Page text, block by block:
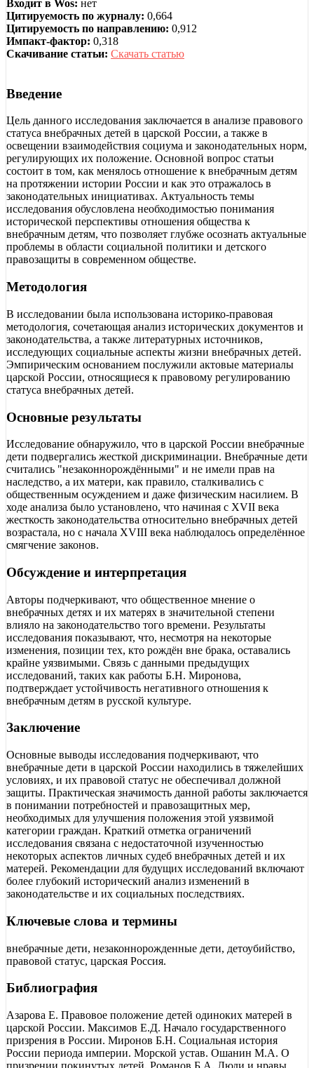
Входит в Wos: нет
Цитируемость по журналу: 0,664
Цитируемость по направлению: 0,912
Импакт-фактор: 0,318
Скачивание статьи: Скачать статью
Введение
Цель данного исследования заключается в анализе правового
статуса внебрачных детей в царской России, а также в
освещении взаимодействия социума и законодательных норм,
регулирующих их положение. Основной вопрос статьи
состоит в том, как менялось отношение к внебрачным детям
на протяжении истории России и как это отражалось в
законодательных инициативах. Актуальность темы
исследования обусловлена необходимостью понимания
исторической перспективы отношения общества к
внебрачным детям, что позволяет глубже осознать актуальные
проблемы в области социальной политики и детского
правозащиты в современном обществе.
Методология
В исследовании была использована историко-правовая
методология, сочетающая анализ исторических документов и
законодательства, а также литературных источников,
исследующих социальные аспекты жизни внебрачных детей.
Эмпирическим основанием послужили актовые материалы
царской России, относящиеся к правовому регулированию
статуса внебрачных детей.
Основные результаты
Исследование обнаружило, что в царской России внебрачные
дети подвергались жесткой дискриминации. Внебрачные дети
считались "незаконнорождёнными" и не имели прав на
наследство, а их матери, как правило, сталкивались с
общественным осуждением и даже физическим насилием. В
ходе анализа было установлено, что начиная с XVII века
жесткость законодательства относительно внебрачных детей
возрастала, но с начала XVIII века наблюдалось определённое
смягчение законов.
Обсуждение и интерпретация
Авторы подчеркивают, что общественное мнение о
внебрачных детях и их матерях в значительной степени
влияло на законодательство того времени. Результаты
исследования показывают, что, несмотря на некоторые
изменения, позиции тех, кто рождён вне брака, оставались
крайне уязвимыми. Связь с данными предыдущих
исследований, таких как работы Б.Н. Миронова,
подтверждает устойчивость негативного отношения к
внебрачным детям в русской культуре.
Заключение
Основные выводы исследования подчеркивают, что
внебрачные дети в царской России находились в тяжелейших
условиях, и их правовой статус не обеспечивал должной
защиты. Практическая значимость данной работы заключается
в понимании потребностей и правозащитных мер,
необходимых для улучшения положения этой уязвимой
категории граждан. Краткий отметка ограничений
исследования связана с недостаточной изученностью
некоторых аспектов личных судеб внебрачных детей и их
матерей. Рекомендации для будущих исследований включают
более глубокий исторический анализ изменений в
законодательстве и их социальных последствиях.
Ключевые слова и термины
внебрачные дети, незаконнорожденные дети, детоубийство,
правовой статус, царская Россия.
Библиография
Азарова Е. Правовое положение детей одиноких матерей в
царской России. Максимов Е.Д. Начало государственного
призрения в России. Миронов Б.Н. Социальная история
России периода империи. Морской устав. Ошанин М.А. О
призрении покинутых детей. Романов Б.А. Люди и нравы